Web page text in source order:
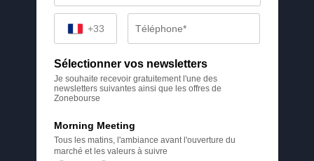
+33
Sélectionner vos newsletters
Je souhaite recevoir gratuitement l'une des
newsletters suivantes ainsi que les offres de
Zonebourse
Morning Meeting
Tous les matins, l'ambiance avant l'ouverture du
marché et les valeurs à suivre